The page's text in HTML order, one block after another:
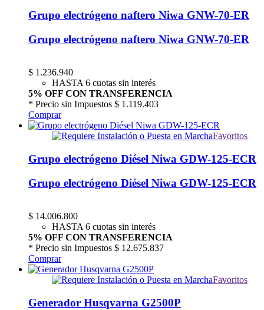
Grupo electrógeno naftero Niwa GNW-70-ER
Grupo electrógeno naftero Niwa GNW-70-ER
$ 1.236.940
HASTA 6 cuotas sin interés
5% OFF CON TRANSFERENCIA
* Precio sin Impuestos $ 1.119.403
Comprar
Favoritos
Grupo electrógeno Diésel Niwa GDW-125-ECR
Grupo electrógeno Diésel Niwa GDW-125-ECR
$ 14.006.800
HASTA 6 cuotas sin interés
5% OFF CON TRANSFERENCIA
* Precio sin Impuestos $ 12.675.837
Comprar
Favoritos
Generador Husqvarna G2500P